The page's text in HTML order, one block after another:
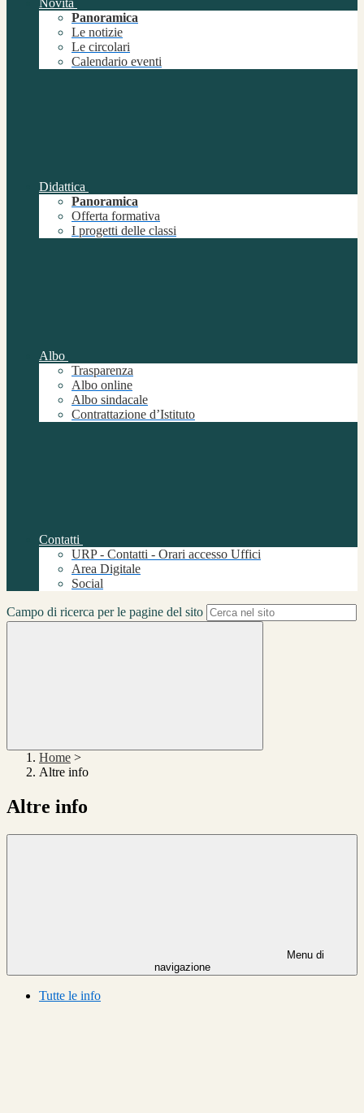
Novità
Panoramica
Le notizie
Le circolari
Calendario eventi
Didattica
Panoramica
Offerta formativa
I progetti delle classi
Albo
Trasparenza
Albo online
Albo sindacale
Contrattazione d’Istituto
Contatti
URP - Contatti - Orari accesso Uffici
Area Digitale
Social
Campo di ricerca per le pagine del sito
Home >
Altre info
Altre info
Menu di
navigazione
Tutte le info